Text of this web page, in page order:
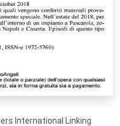
International Linking